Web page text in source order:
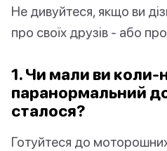
Не дивуйтеся, якщо ви
про своїх друзів - або
1. Чи мали ви коли-
паранормальний
сталося?
Готуйтеся до моторошних